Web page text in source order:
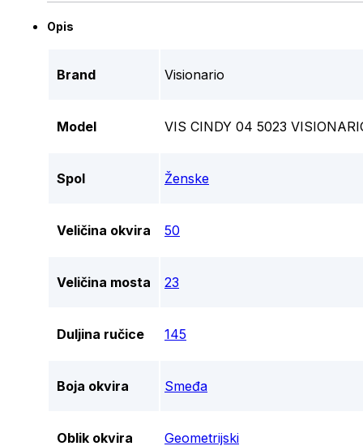
Opis
Brand Visionario
Model VIS CINDY 04 5023
Spol Ženske
Veličina okvira 50
Veličina mosta 23
Duljina ručice 145
Boja okvira Smeđa
Oblik okvira Geometrijski